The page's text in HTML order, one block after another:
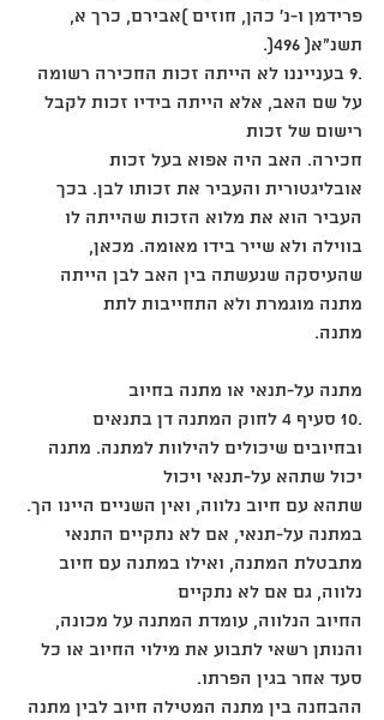
פרידמן ו-נ' כהן, חוזים )אבירם, כרך א,
תשנ"א( 496(.
.9 בענייננו לא הייתה זכות החכירה רשומה
על שם האב, אלא הייתה בידיו זכות לקבל
רישום של זכות
חכירה. האב היה אפוא בעל זכות
אובליגטורית והעביר את זכותו לבן. בכך
העביר הוא את מלוא הזכות שהייתה לו
בווילה ולא שייר בידו מאומה. מכאן,
שהעיסקה שנעשתה בין האב לבן הייתה
מתנה מוגמרת ולא התחייבות לתת
מתנה.
מתנה על-תנאי או מתנה בחיוב
.10 סעיף 4 לחוק המתנה דן בתנאים
ובחיובים שיכולים להילוות למתנה. מתנה
יכול שתהא על-תנאי ויכול
שתהא עם חיוב נלווה, ואין השניים היינו הך.
במתנה על-תנאי, אם לא נתקיים התנאי
מתבטלת המתנה, ואילו במתנה עם חיוב
נלווה, גם אם לא נתקיים
החיוב הנלווה, עומדת המתנה על מכונה,
והנותן רשאי לתבוע את מילוי החיוב או כל
סעד אחר בגין הפרתו.
ההבחנה בין מתנה המטילה חיוב לבין מתנה